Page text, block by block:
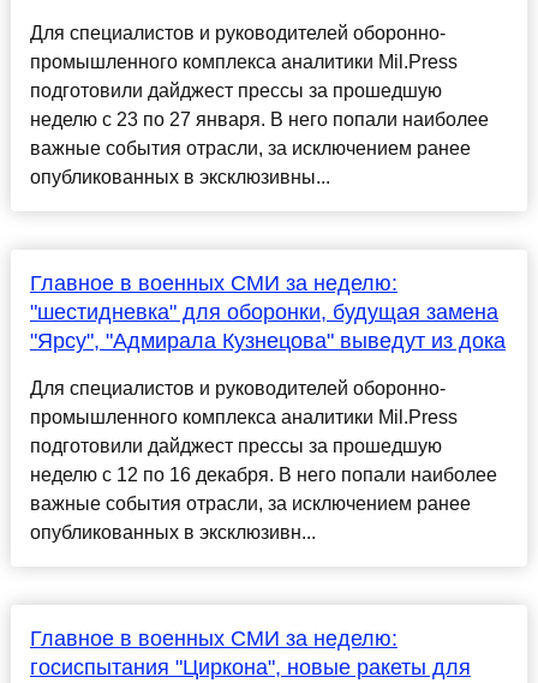
Для специалистов и руководителей оборонно-
промышленного комплекса аналитики Mil.Press
подготовили дайджест прессы за прошедшую
неделю с 23 по 27 января. В него попали наиболее
важные события отрасли, за исключением ранее
опубликованных в эксклюзивны...
Главное в военных СМИ за неделю:
"шестидневка" для оборонки, будущая замена
"Ярсу", "Адмирала Кузнецова" выведут из дока
Для специалистов и руководителей оборонно-
промышленного комплекса аналитики Mil.Press
подготовили дайджест прессы за прошедшую
неделю с 12 по 16 декабря. В него попали наиболее
важные события отрасли, за исключением ранее
опубликованных в эксклюзивн...
Главное в военных СМИ за неделю:
госиспытания "Циркона", новые ракеты для